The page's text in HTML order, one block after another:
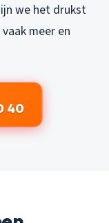
we het drukst
meer en
40